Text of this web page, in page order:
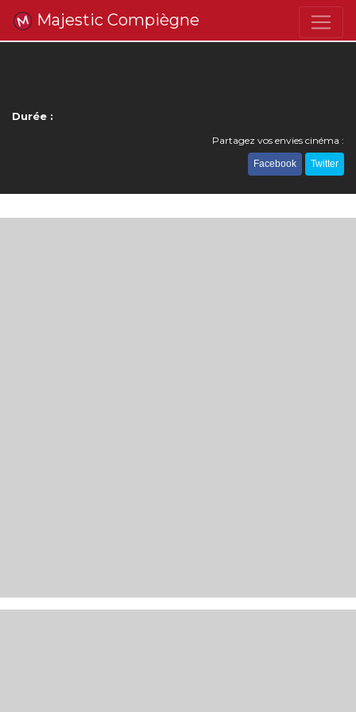
Majestic Compiègne
Durée :
Partagez vos envies cinéma :
Facebook Twitter